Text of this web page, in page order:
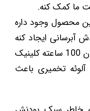
ما کمک کنه.
محصول وجود داره
ایجاد کنه
و اسید هیالورونیک موجود در آبرسان 100 ساعته کلینیک
آلوئه تخمیری باعث